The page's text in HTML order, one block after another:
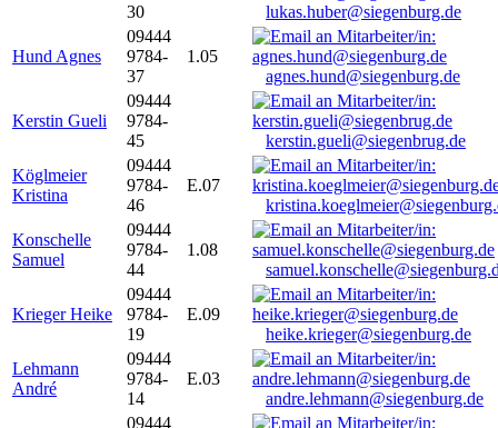
30
lukas.huber@siegenburg.de
Hund Agnes
09444
9784-
37
1.05
agnes.hund@siegenburg.de
Kerstin Gueli
09444
9784-
45
kerstin.gueli@siegenbrug.de
Köglmeier
Kristina
09444
9784-
46
E.07
Konschelle
Samuel
09444
9784-
44
1.08
Krieger Heike
09444
9784-
19
E.09
heike.krieger@siegenburg.de
Lehmann
André
09444
9784-
14
E.03
andre.lehmann@siegenburg.de
09444